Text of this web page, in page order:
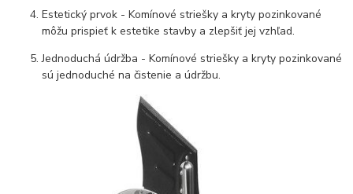
Estetický prvok - Komínové striešky a kryty pozinkované
môžu prispieť k estetike stavby a zlepšiť jej vzhľad.
Jednoduchá údržba - Komínové striešky a kryty pozinkované
sú jednoduché na čistenie a údržbu.